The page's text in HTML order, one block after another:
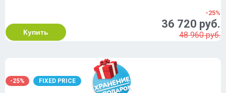
Купить
-25%
36 720 руб.
48 960 руб.
-25% FIXED PRICE